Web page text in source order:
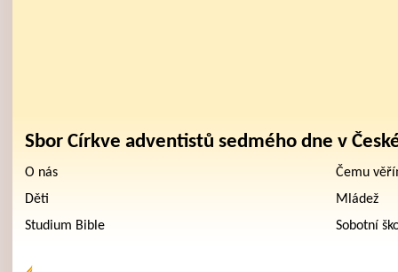
Sbor Církve adventistů sedmého dne v
O nás
Čemu
Děti
Mládež
Studium Bible
Sobotní